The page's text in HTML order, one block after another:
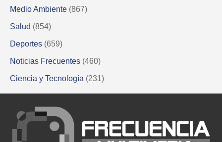
Medio Ambiente (867)
Salud (854)
Deportes (659)
Noticias Frecuentes (460)
Ciencia y Tecnología (231)